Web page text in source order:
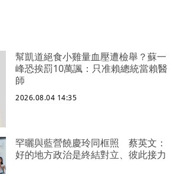
幫凱道絕食小雞量血壓遭檢舉？蘇一
峰恐挨罰10萬諷：只准賴總統當賴醫
師
2026.08.04 14:35
罕曬與藍營饒慶玲同框照 蔡英文：
好的地方政治是終結對立、彼此接力